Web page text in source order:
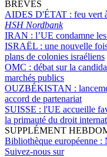
BRÈVES
AIDES D'ÉTAT : feu vert
HSH Nordbank
IRAN : l’UE condamne
ISRAËL : une nouvelle
plans de colonies israéliens
OMC : débat sur la
marchés publics
OUZBÉKISTAN :
accord de partenariat
SUISSE : l'UE accueille
la primauté du droit
SUPPLÉMENT
Bibliothèque européenne :
Suivez-nous sur